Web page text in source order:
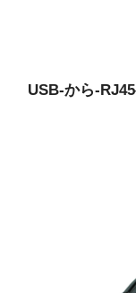
USB-から-